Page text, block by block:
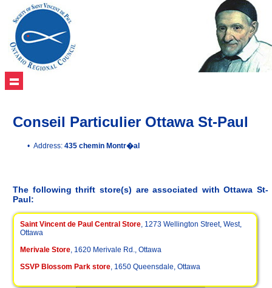
Conseil Particulier Ottawa St-Paul
• Address: 435 chemin Montr�al
The following thrift store(s) are associated with Ottawa St-
Paul:
Saint Vincent de Paul Central Store, 1273 Wellington Street, West,
Ottawa
Merivale Store, 1620 Merivale Rd., Ottawa
SSVP Blossom Park store, 1650 Queensdale, Ottawa